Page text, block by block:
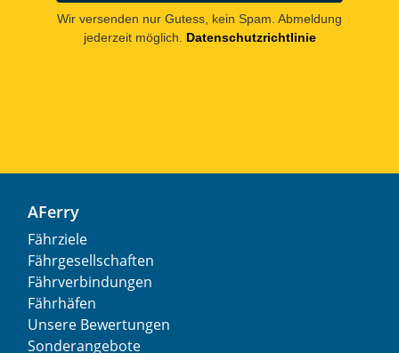
Wir versenden nur Gutess, kein Spam. Abmeldung
jederzeit möglich.
Datenschutzrichtlinie
AFerry
Fährziele
Fährgesellschaften
Fährverbindungen
Fährhäfen
Unsere Bewertungen
Sonderangebote